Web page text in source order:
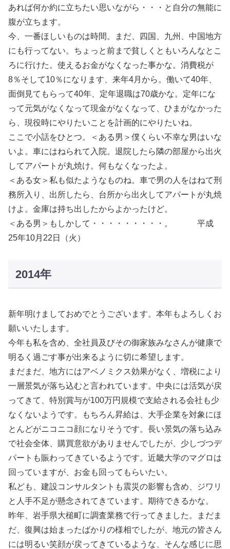
あれば何か約に立ちたい思いながら・・・と自分の無能に
腹が立ちます。
今、一番ほしいものは時間。まだ、四国、九州、中国地方
にも行ってない。ちょっと前まで貧しくともいろんなとこ
ろに行けた。使えるお金がなくなった事かな。消費税が
8％そして10％になります、来年4月から。働いて40年、
面倒見てもらって40年、定年退職は70歳かな。定年にな
って元気がなくなって現金がなくなって、ひまがなかった
ら、現役時にやりたいことを計画的にやりたいね。
ここで小話をひとつ。＜ある男＞僕くらい不幸な男はいな
いよ。車にはねられて入院。退院したら隣の部屋から出火
してアパートが丸焼け。何もなくなったよ。
＜ある女＞私も似たようなものね。車で男の人をはねて刑
務所入り、出所したら、台所から出火してアパートが丸焼
けよ。金庫は持ち出したからよかったけど。
＜ある男＞もしかして・・・・・・・・・。 平成
25年10月22日（火）
2014年
新年明けましておめでとうございます。本年もよろしくお
願いいたします。
今年も私を含め、全社員及びその御家族みなさんが健康で
明るく過ごす事が出来るように切に希望します。
まだまだ、地方にはアベノミクス効果がなく、増税により
一層景気が落ち込むと言われています。中央には活気が戻
ってきて、特別賞与が100万円規模で支給される会社も少
なくないようです。もちろん昇給は、大手企業を対象にほ
とんどがニコニコ顔になりそうです。長い景気の落ち込み
で社会全体、購買意欲がありませんでしたが、少しづつデ
パートも賑わってきているようです。近畿大学のマグロは
回っていますが、お金も回ってもらいたい。
私ども、建設コンサルタントも震災の影響も含め、ジワリ
と人手不足が懸念されてきています。期待できるかな。
昨年、岩手県大槌町に調査業務で行ってきました。まだま
だ、復興は始まったばかりの様相でしたが、地元の皆さん
には明るい笑顔が戻ってきているような、そんな感じに思